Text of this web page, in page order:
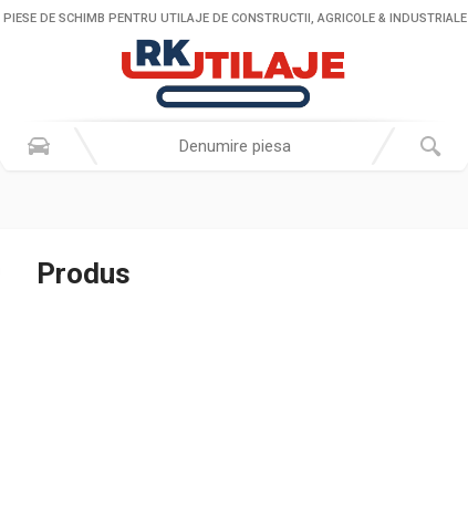
PIESE DE SCHIMB PENTRU UTILAJE DE CONSTRUCTII, AGRICOLE & INDUSTRIALE
Produs